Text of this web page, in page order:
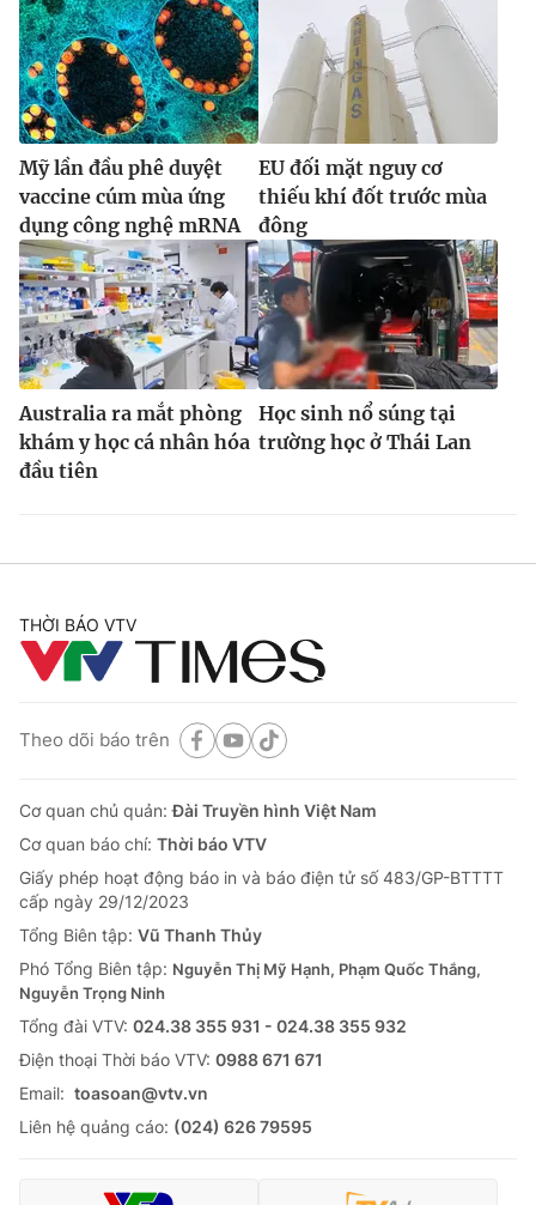
® Cấm sao chép dưới mọi hình thức nếu không có sự chấp
thuận bằng văn bản. Ghi rõ nguồn VTV.vn khi phát hành lại
thông tin từ website này.
Mỹ lần đầu phê duyệt
vaccine cúm mùa ứng
dụng công nghệ mRNA
EU đối mặt nguy cơ
thiếu khí đốt trước mùa
đông
Australia ra mắt phòng
khám y học cá nhân hóa
đầu tiên
Học sinh nổ súng tại
trường học ở Thái Lan
THỜI BÁO VTV
Theo dõi báo trên
Cơ quan chủ quản:Đài Truyền hình Việt Nam
Cơ quan báo chí: Thời báo VTV
Giấy phép hoạt động báo in và báo điện tử số 483/GP-BTTTT
cấp ngày 29/12/2023
Tổng Biên tập: Vũ Thanh Thủy
Phó Tổng Biên tập: Nguyễn Thị Mỹ Hạnh, Phạm Quốc Thắng,
Nguyễn Trọng Ninh
Tổng đài VTV: 024.38 355 931 - 024.38 355 932
Ðiện thoại Thời báo VTV: 0988 671 671
Email: toasoan@vtv.vn
Liên hệ quảng cáo: (024) 626 79595